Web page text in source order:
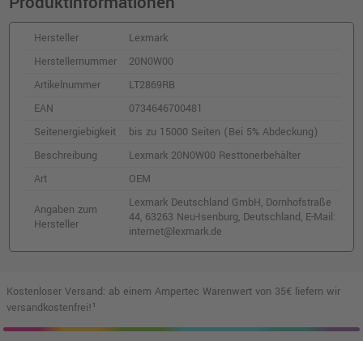
Kompatibler Toner ersetzt Lexmark
20N20M0 magenta
77,99 €
inkl. MwSt.zzgl. Versand
Lexmark C3220M0 Toner · Magenta
117,99 €
inkl. MwSt.zzgl. Versand
shopping_cart
20N2XM0 magenta
136,97 €
inkl. MwSt.zzgl. Versand
Hersteller
Lexmark
Herstellernummer
20N0W00
Artikelnummer
LT2869RB
EAN
0734646700481
Seitenergiebigkeit
bis zu 15000 Seiten (Bei 5% Abdeckung)
Beschreibung
Lexmark 20N0W00 Resttonerbehälter
Art
OEM
Angaben zum
Hersteller
Lexmark Deutschland GmbH, Dornhofstraße
44, 63263 Neu-Isenburg, Deutschland, E-Mail:
internet@lexmark.de
Kostenloser Versand: ab einem Ampertec Warenwert von 35€ liefern wir
versandkostenfrei!¹